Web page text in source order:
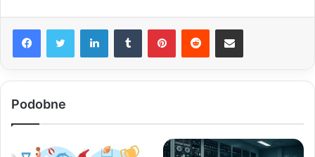
LinkedInTumblr PinterestReddit Share via Email
Podobne